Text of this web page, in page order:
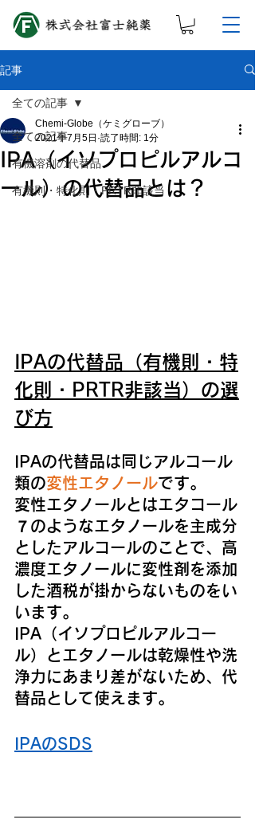
記事
全ての記事
有機溶剤の代替品
有機則・特化則・PRTR非該当
全ての記事
IPA（イソプロピルアルコ
ール）の代替品とは？
Chemi-Globe（ケミグローブ）
2021年7月5日 読了時間: 1分
IPAの代替品（有機則・特
化則・PRTR非該当）の選
び方
IPAの代替品は同じアルコール
類の変性エタノールです。
変性エタノールとはエタコール
７のようなエタノールを主成分
としたアルコールのことで、高
濃度エタノールに変性剤を添加
した酒税が掛からないものをい
います。
IPA（イソプロピルアルコー
ル）とエタノールは乾燥性や洗
浄力にあまり差がないため、代
替品として使えます。
IPAのSDS